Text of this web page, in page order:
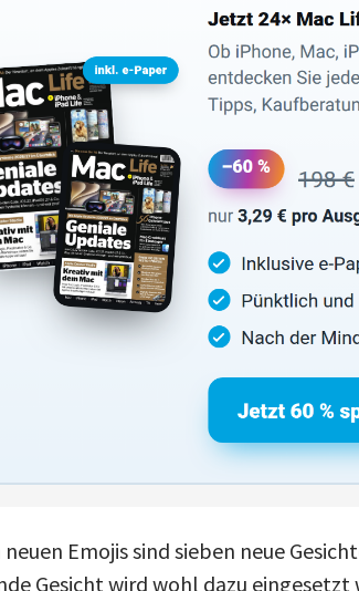
Emojis sind sieben neue
Gesicht wird wohl dazu